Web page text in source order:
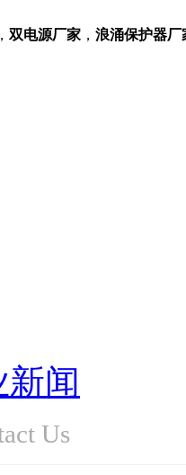
， 双电源厂家 ， 浪涌保护器厂
电气之都-柳市镇，是一
闻
Us